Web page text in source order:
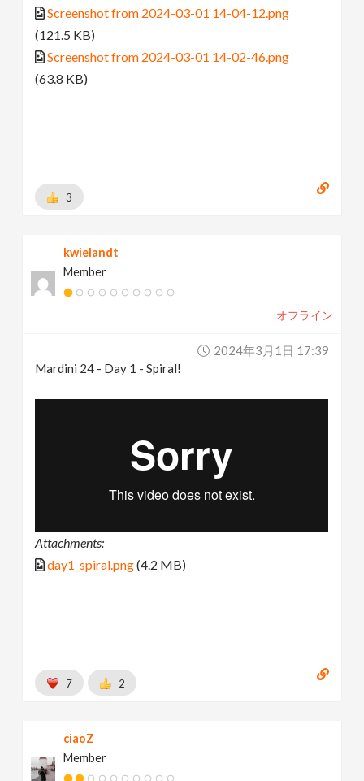
Screenshot from 2024-03-01 14-04-12.png
(121.5 KB)
Screenshot from 2024-03-01 14-02-46.png
(63.8 KB)
3
kwielandt
Member
オフライン
2024年3月1日 17:39
Mardini 24 - Day 1 - Spiral!
Attachments:
day1_spiral.png(4.2 MB)
7 2
ciaoZ
Member